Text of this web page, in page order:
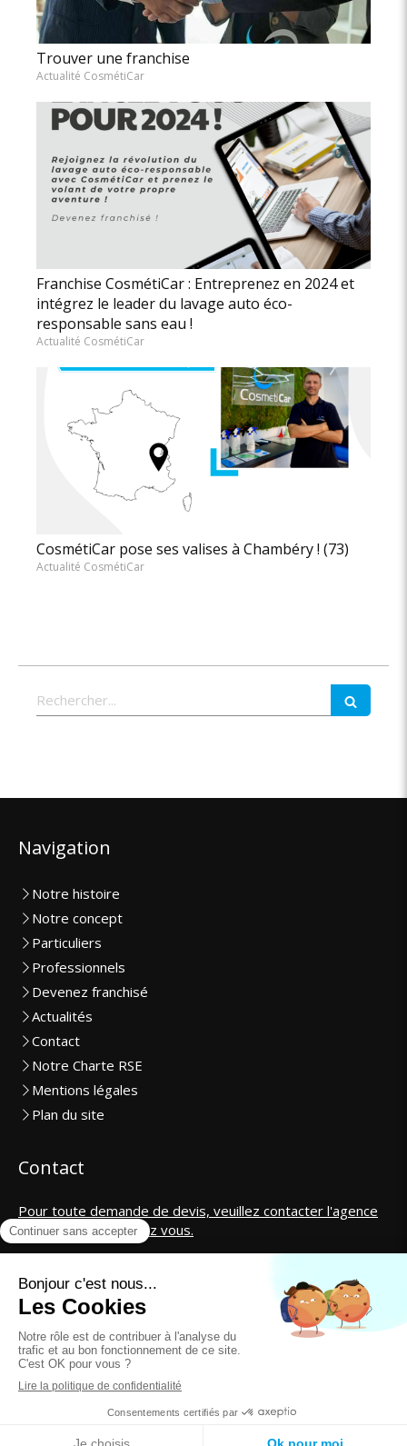
Trouver une franchise
Actualité CosmétiCar
Franchise CosmétiCar : Entreprenez en 2024 et
intégrez le leader du lavage auto éco-
responsable sans eau !
Actualité CosmétiCar
CosmétiCar pose ses valises à Chambéry ! (73)
Actualité CosmétiCar
Rechercher
Navigation
Notre histoire
Notre concept
Particuliers
Professionnels
Devenez franchisé
Actualités
Contact
Notre Charte RSE
Mentions légales
Plan du site
Contact
Pour toute demande de devis, veuillez contacter l'agence
la plus proche de chez vous.
contact@cosmeticar.fr